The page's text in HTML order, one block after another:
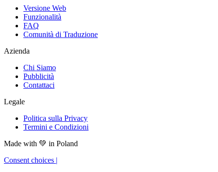
Versione Web
Funzionalità
FAQ
Comunità di Traduzione
Azienda
Chi Siamo
Pubblicità
Contattaci
Legale
Politica sulla Privacy
Termini e Condizioni
Made with 💚 in Poland
Consent choices |